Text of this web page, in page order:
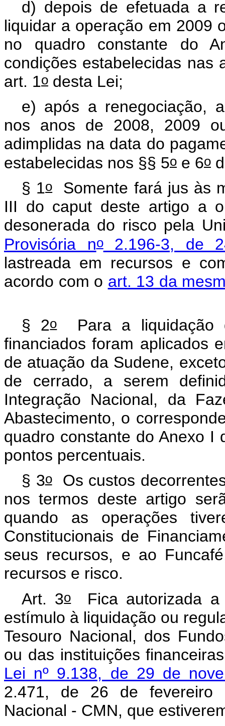
d) depois de efetuada a
liquidar a operação em 2009
no quadro constante do
condições estabelecidas nas
art. 1o desta Lei;
e) após a renegociação,
nos anos de 2008, 2009
adimplidas na data do
estabelecidas nos §§ 5o e 6o
§ 1oSomente fará jus às
III do caput deste artigo a
desonerada do risco pela
Provisória no2.196-3, de
lastreada em recursos e
acordo com o art. 13 da
§ 2oPara a liquidação
financiados foram aplicados
de atuação da Sudene,
de cerrado, a serem
Integração Nacional, da
Abastecimento, o
quadro constante do Anexo I
pontos percentuais.
§ 3oOs custos
nos termos deste artigo
quando as operações
Constitucionais de
seus recursos, e ao
recursos e risco.
Art. 3oFica autorizada a
estímulo à liquidação ou
Tesouro Nacional, dos
ou das instituições
Lei nº 9.138, de 29 de
2.471, de 26 de fevereiro
Nacional - CMN, que